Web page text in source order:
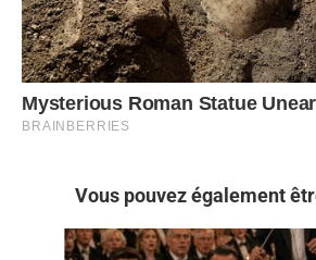
Vous pouvez également